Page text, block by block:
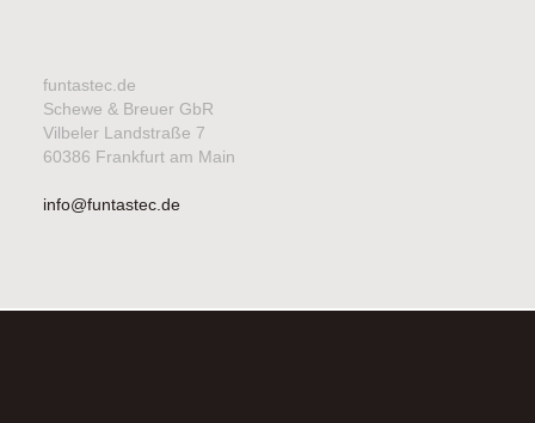
funtastec.de
Schewe & Breuer GbR
Vilbeler Landstraße 7
60386 Frankfurt am Main
info@funtastec.de